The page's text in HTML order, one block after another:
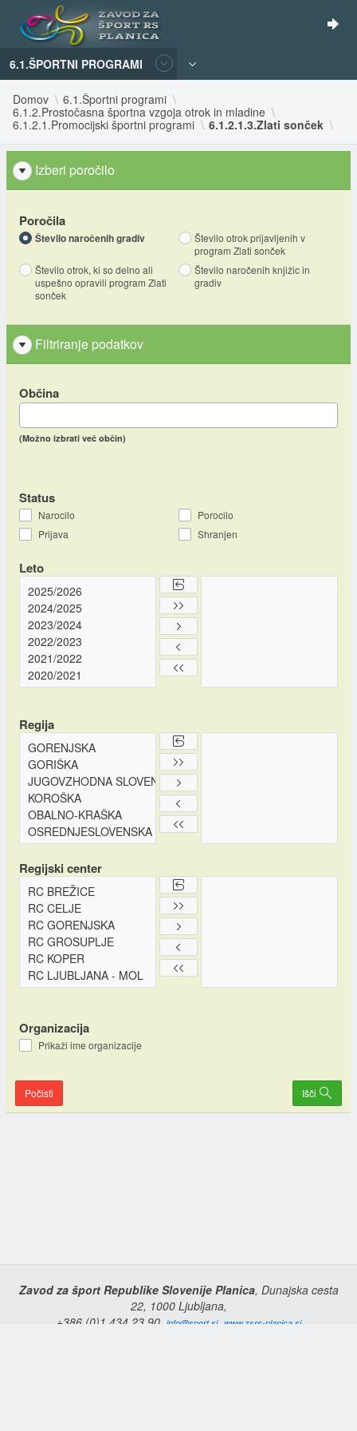
6.1.ŠPORTNI PROGRAMI
Domov
6.1.Športni programi
6.1.2.Prostočasna športna vzgoja otrok in mladine
6.1.2.1.Promocijski športni programi
6.1.2.1.3.Zlati sonček
Izberi poročilo
Poročila
Število naročenih gradiv
Število otrok prijavljenih v
program Zlati sonček
Število otrok, ki so delno ali
uspešno opravili program Zlati
sonček
Število naročenih knjižic in
gradiv
Filtriranje podatkov
Občina
(Možno izbrati več občin)
Status
Narocilo
Porocilo
Prijava
Shranjen
Leto
Regija
Regijski center
Organizacija
Prikaži ime organizacije
Počisti Išči
Zavod za šport Republike Slovenije Planica, Dunajska cesta
22, 1000 Ljubljana,
+386 (0)1 434 23 90, info@sport.si, www.zsrs-planica.si